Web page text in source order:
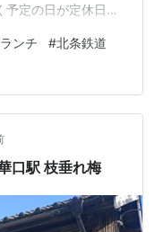
定の日が定休日と
てる？）。 行って
うべアグリパーク
JA の直売所に寄っ
があることは前か
回が初めて。 「JA
ランチ #北条鉄道
口駅 枝垂れ梅